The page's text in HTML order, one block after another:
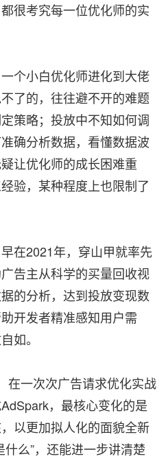
很考究每一位优化师的实
个小白优化师进化到大佬
了的，往往避不开的难题
策略；投放中不知如何调
确分析数据，看懂数据波
让优化师的成长困难重
验，某种程度上也限制了
在2021年，穿山甲就率先
告主从科学的买量回收视
的分析，达到投放变现数
开发者精准感知用户需
如。
在一次次广告请求优化实战
，最核心变化的是
以更加拟人化的面貌全新
么”，还能进一步讲清楚